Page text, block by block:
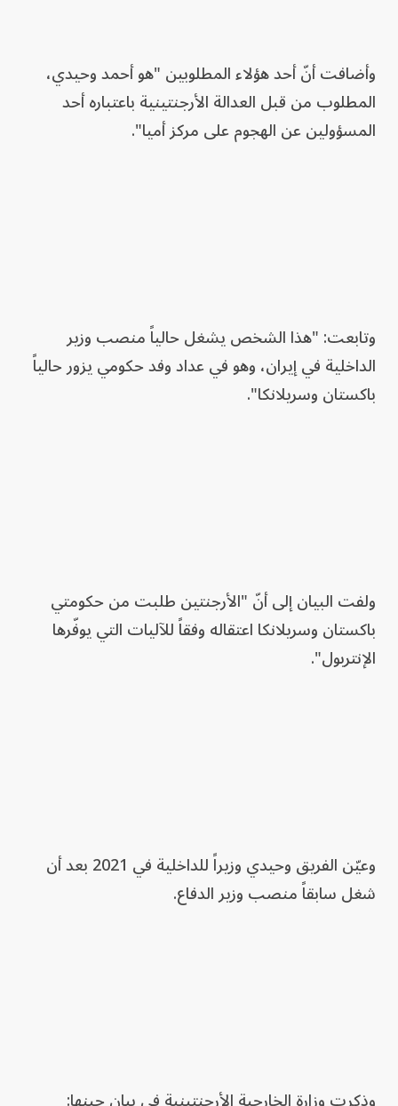
وأضافت أنّ أحد هؤلاء المطلوبين "هو أحمد وحيدي،
المطلوب من قبل العدالة الأرجنتينية باعتباره أحد
المسؤولين عن الهجوم على مركز أميا".
وتابعت: "هذا الشخص يشغل حالياً منصب وزير
الداخلية في إيران، وهو في عداد وفد حكومي يزور حالياً
باكستان وسريلانكا".
ولفت البيان إلى أنّ "الأرجنتين طلبت من حكومتي
باكستان وسريلانكا اعتقاله وفقاً للآليات التي يوفّرها
الإنتربول".
وعيّن الفريق وحيدي وزيراً للداخلية في 2021 بعد أن
شغل سابقاً منصب وزير الدفاع.